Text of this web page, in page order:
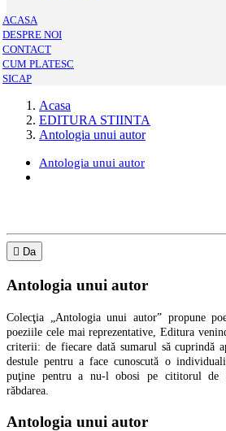
ACASA
DESPRE NOI
CONTACT
CUM PLATESC
SICAP
Acasa
EDITURA STIINTA
Antologia unui autor
Antologia unui autor
 Da
Antologia unui autor
Colecţia „Antologia unui autor” propune
poeziile cele mai reprezentative, Editura
criterii: de fiecare dată sumarul să cuprindă
destule pentru a face cunoscută o
puţine pentru a nu-l obosi pe cititorul de
răbdarea.
Antologia unui autor